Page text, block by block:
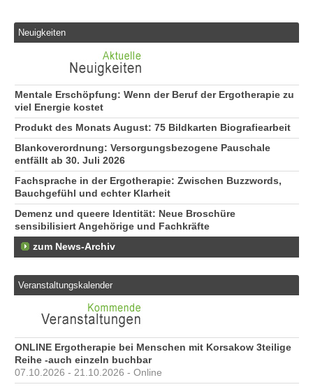
Neuigkeiten
Mentale Erschöpfung: Wenn der Beruf der Ergotherapie zu
viel Energie kostet
Produkt des Monats August: 75 Bildkarten Biografiearbeit
Blankoverordnung: Versorgungsbezogene Pauschale
entfällt ab 30. Juli 2026
Fachsprache in der Ergotherapie: Zwischen Buzzwords,
Bauchgefühl und echter Klarheit
Demenz und queere Identität: Neue Broschüre
sensibilisiert Angehörige und Fachkräfte
zum News-Archiv
Veranstaltungskalender
ONLINE Ergotherapie bei Menschen mit Korsakow 3teilige
Reihe -auch einzeln buchbar
07.10.2026 - 21.10.2026 - Online